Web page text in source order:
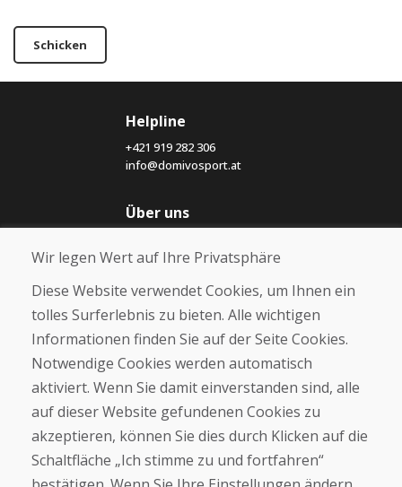
Schicken
Helpline
+421 919 282 306
info@domivosport.at
Über uns
Über uns
Kontakt
Kaufen
E-Shop
Geschäftsbedingungen
Zahlung
Beschwerde
Rückgabe und Umtausch von Waren
Wir legen Wert auf Ihre Privatsphäre
Diese Website verwendet Cookies, um Ihnen ein
tolles Surferlebnis zu bieten. Alle wichtigen
Informationen finden Sie auf der Seite Cookies.
Notwendige Cookies werden automatisch
aktiviert. Wenn Sie damit einverstanden sind, alle
auf dieser Website gefundenen Cookies zu
akzeptieren, können Sie dies durch Klicken auf die
Schaltfläche „Ich stimme zu und fortfahren“